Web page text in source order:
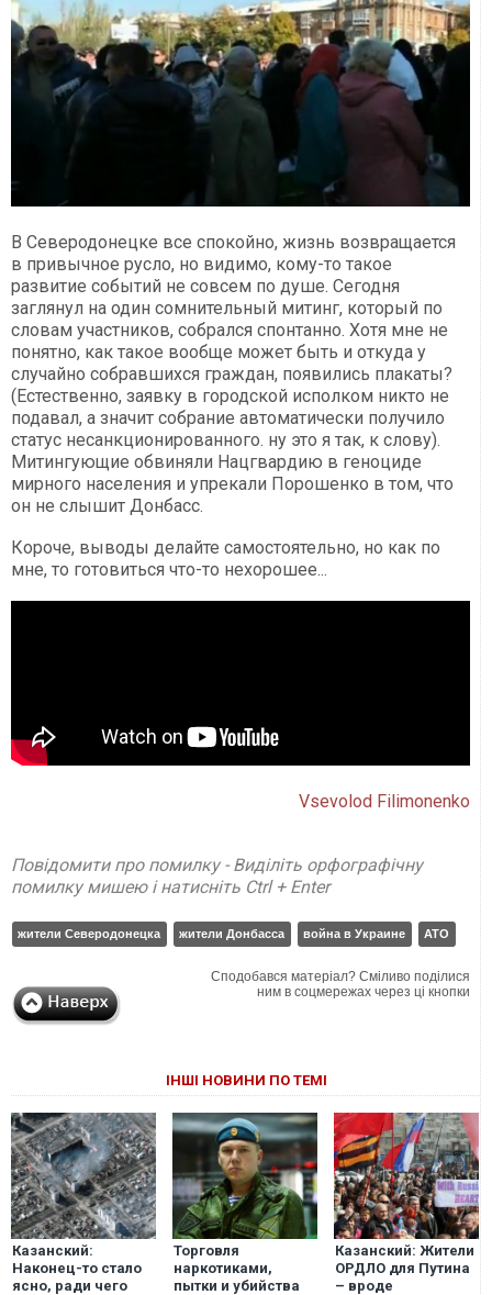
В Северодонецке все спокойно, жизнь возвращается
в привычное русло, но видимо, кому-то такое
развитие событий не совсем по душе. Сегодня
заглянул на один сомнительный митинг, который по
словам участников, собрался спонтанно. Хотя мне не
понятно, как такое вообще может быть и откуда у
случайно собравшихся граждан, появились плакаты?
(Естественно, заявку в городской исполком никто не
подавал, а значит собрание автоматически получило
статус несанкционированного. ну это я так, к слову).
Митингующие обвиняли Нацгвардию в геноциде
мирного населения и упрекали Порошенко в том, что
он не слышит Донбасс.
Короче, выводы делайте самостоятельно, но как по
мне, то готовиться что-то нехорошее...
Vsevolod Filimonenko
Повідомити про помилку - Виділіть орфографічну
помилку мишею і натисніть Ctrl + Enter
жители Северодонецка жители Донбасса война в Украине АТО
Сподобався матеріал? Сміливо поділися
ним в соцмережах через ці кнопки
ІНШІ НОВИНИ ПО ТЕМІ
Казанский:
Наконец-то стало
ясно, ради чего
Торговля
наркотиками,
пытки и убийства
Казанский: Жители
ОРДЛО для Путина
– вроде